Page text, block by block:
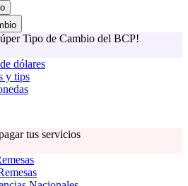
Tipo de Cambio del BCP!
dólares
y tips
tus servicios